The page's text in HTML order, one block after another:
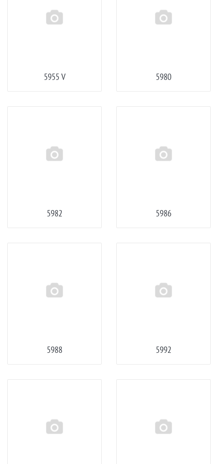
5955 V 5980
5982 5986
5988 5992